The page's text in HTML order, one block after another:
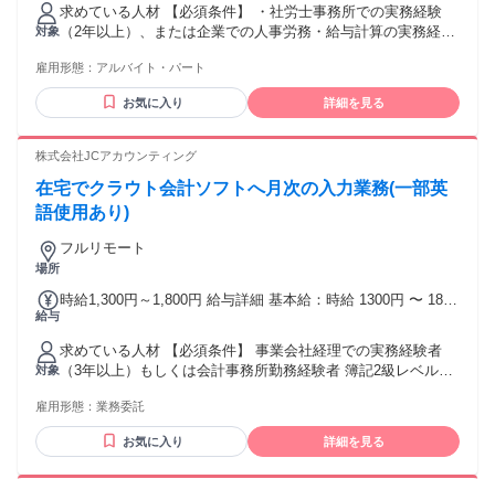
あり
対象
求めている人材 【必須条件】 ・社労士事務所での実務経験
（2年以上）、または企業での人事労務・給与計算の実務経験
どの基本操作、タイピング） ・ご自身で業務用の通信環境を
用意できる方（フルリモート希望の場合） 【歓迎する方】 ・
社会保険労務士資格保有者 ・正確に業務を進められる方 ・長
のある方、子育てと両立して働きたい方も大歓迎です！
雇用形態： アルバイト・パート
お気に入り 詳細を見る
株式会社JCアカウンティング
在宅でクラウト会計ソフトへ月次の入力業務(一部英
語使用あり)
場所
フルリモート
給与
時給1,300円～1,800円 給与詳細 基本給：時給 1300円 〜 1800
対象
求めている人材 【必須条件】 事業会社経理での実務経験者
（3年以上）もしくは会計事務所勤務経験者 簿記2級レベルの
環境のある方 長期（2年以上）でのご就業を予定されている方
【歓迎】 税理⼠試験受験⽣、科⽬合格者 英文会計経験 ビジ
ネス英語使用経験者（メール） 【具体的には】 正確性・スピ
雇用形態： 業務委託
お気に入り 詳細を見る